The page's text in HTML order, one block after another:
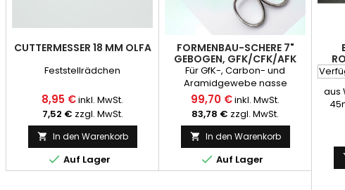
CUTTERMESSER 18 MM OLFA
Feststellrädchen
8,95 €inkl. MwSt.
7,52 € zzgl. MwSt.
 In den Warenkorb
 Auf Lager
FORMENBAU-SCHERE 7"
GEBOGEN, GFK/CFK/AFK
Für GfK-, Carbon- und
Aramidgewebe nasse
Laminate Profiqualität
Schwere Ausführung
Lange Standzeit
99,70 €inkl. MwSt.
83,78 € zzgl. MwSt.
 In den Warenkorb
 Auf Lager
aus